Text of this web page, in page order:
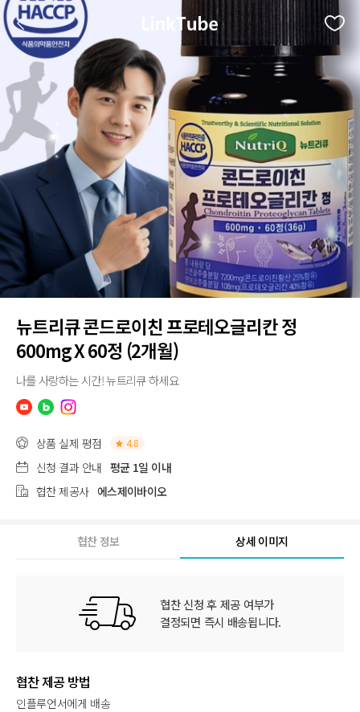
뉴트리큐 콘드로이친 프로테오글리칸 정
600mg X 60정 (2개월)
나를 사랑하는 시간! 뉴트리큐 하세요
상품 실제 평점 4.8
신청 결과 안내 평균 1일 이내
협찬 제공사 에스제이바이오
협찬 정보 상세 이미지
협찬 신청 후 제공 여부가
결정되면 즉시 배송됩니다.
협찬 제공 방법
인플루언서에게 배송